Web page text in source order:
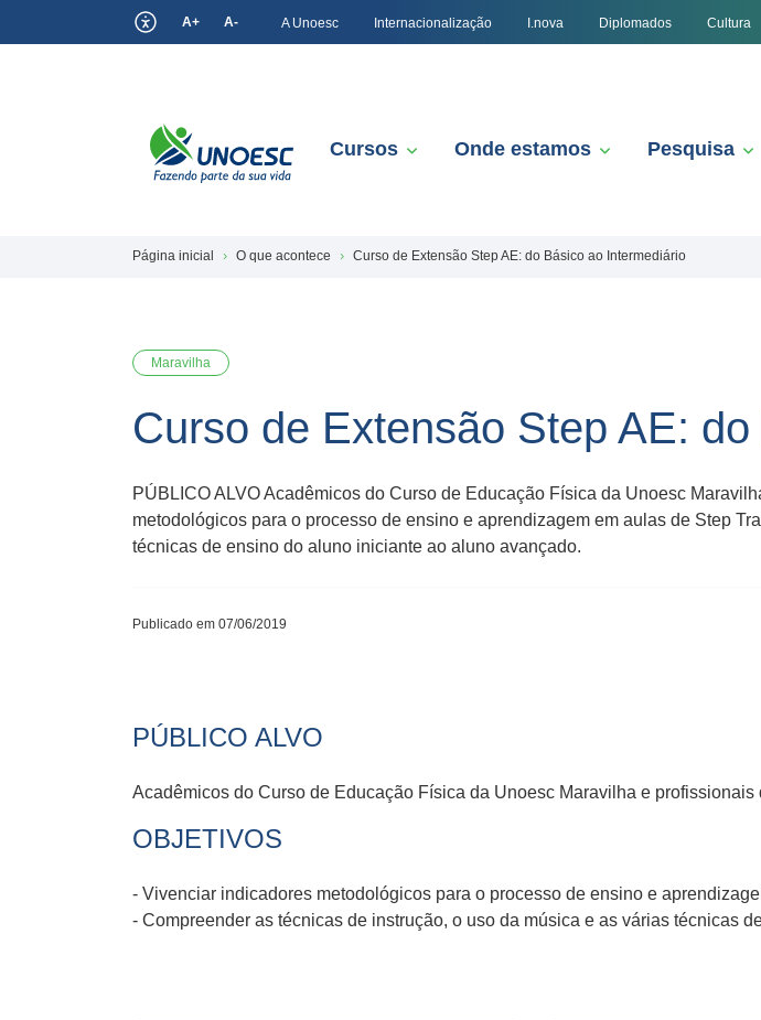
A+ A- A Unoesc Internacionalização I.nova Diplomados Cultura
Cursos Onde estamos Pesquisa
Página inicial O que acontece Curso de Extensão Step AE: do Básico ao Intermediário
Maravilha
Curso de Extensão Step AE:
PÚBLICO ALVO Acadêmicos do Curso de Educação Física da Unoesc
metodológicos para o processo de ensino e aprendizagem em aulas de Step
técnicas de ensino do aluno iniciante ao aluno avançado.
Publicado em 07/06/2019
PÚBLICO ALVO
Acadêmicos do Curso de Educação Física da Unoesc Maravilha e profissionais
OBJETIVOS
- Vivenciar indicadores metodológicos para o processo de ensino e
- Compreender as técnicas de instrução, o uso da música e as várias técnicas